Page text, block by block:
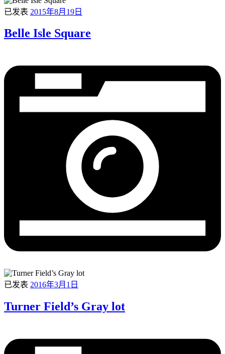
已发表 2015年8月19日
Belle Isle Square
已发表 2016年3月1日
Turner Field’s Gray lot